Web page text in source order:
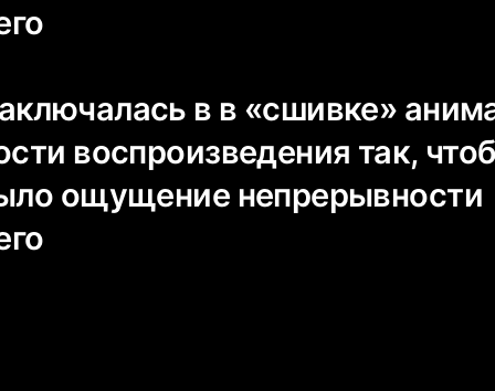
в в «сшивке»
воспроизведения так,
ощущение непрерывности